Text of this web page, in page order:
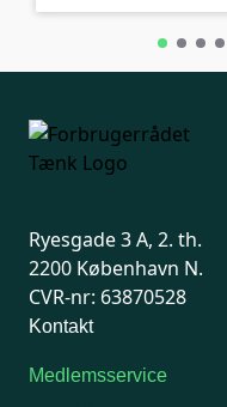
Ryesgade 3 A, 2. th.
2200 København N.
CVR-nr: 63870528
Kontakt
Medlemsservice